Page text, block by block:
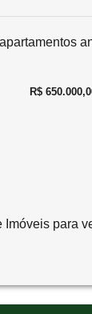
R$
Imóveis para